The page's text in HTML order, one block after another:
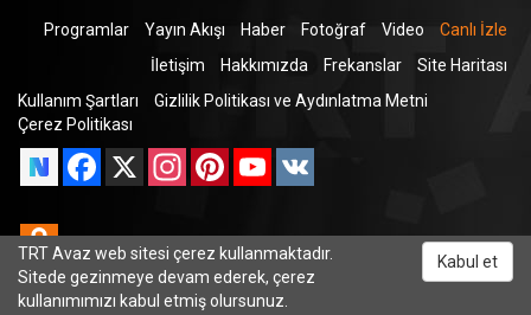
Programlar Yayın Akışı Haber Fotoğraf Video
Canlı İzle
İletişim
Hakkımızda Frekanslar
Site Haritası
Kullanım Şartları
Gizlilik Politikası ve Aydınlatma Metni
Çerez Politikası
Facebook
X InstagramPinterestYouTube
Odnoklassniki
TRT Avaz web sitesi çerez kullanmaktadır.
Sitede gezinmeye devam ederek, çerez
kullanımımızı kabul etmiş olursunuz.
Kabul et